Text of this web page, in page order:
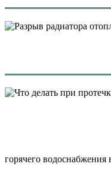
горячего